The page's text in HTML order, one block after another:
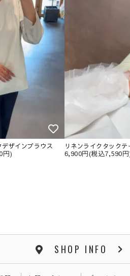
ザインブラウス
円)
リネンライクタック
6,900円(税込7,590
SHOP INFO